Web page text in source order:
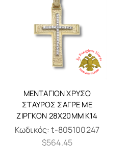
ΜΕΝΤΑΓΙΌΝ ΧΡΥΣΌ
ΣΤΑΥΡΌΣ ΣΑΓΡΈ ΜΕ
ΖΙΡΓΚΌΝ 28X20MM K14
Κωδικός:t-805100247
$564.45